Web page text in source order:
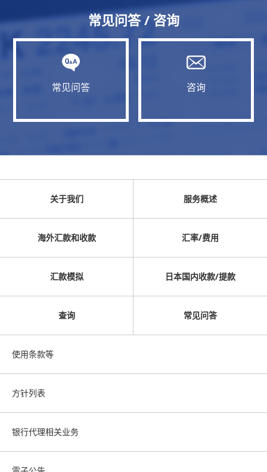
常见问答 / 咨询
常见问答 咨询
关于我们 服务概述
海外汇款和收款 汇率/费用
汇款模拟 日本国内收款/提款
查询 常见问答
使用条款等
方针列表
银行代理相关业务